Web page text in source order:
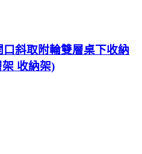
斜取附輪雙層桌下收納
收納架)